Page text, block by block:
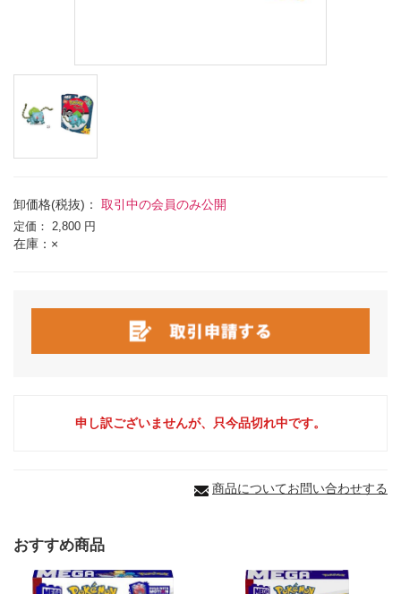
卸価格(税抜)： 取引中の会員のみ公開
定価： 2,800 円
在庫：×
申し訳ございませんが、只今品切れ中です。
商品についてお問い合わせする
おすすめ商品